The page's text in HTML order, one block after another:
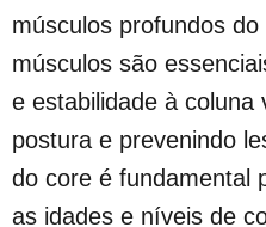
músculos profundos do
músculos são
e estabilidade à coluna
postura e prevenindo
do core é fundamental
as idades e níveis de